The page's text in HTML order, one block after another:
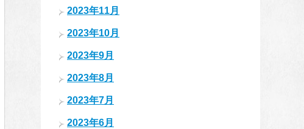
2023年11月
2023年10月
2023年9月
2023年8月
2023年7月
2023年6月